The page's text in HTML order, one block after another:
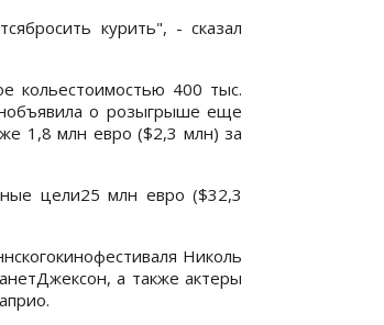
курить", - сказал
кольестоимостью 400 тыс.
о розыгрыше еще
1,8 млн евро ($2,3 млн) за
цели25 млн евро ($32,3
Николь
а также актеры